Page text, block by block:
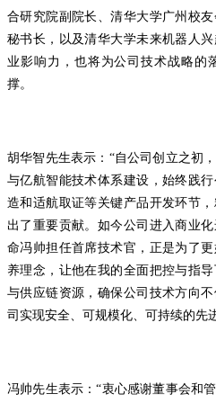
合研究院副院长、清华大学广州校
秘书长，以及清华大学未来机器人
业影响力，也将为公司技术战略的
撑。
胡华智先生表示：“自公司创立之初
与亿航智能技术体系建设，始终践
造和适航取证等关键产品开发环节
出了重要贡献。如今公司进入商业
命冯帅担任首席技术官，正是为了
养理念，让他在我的全面把控与指
与供应链资源，确保公司技术方向
司实现安全、可规模化、可持续的先
冯帅先生表示：“衷心感谢董事会和